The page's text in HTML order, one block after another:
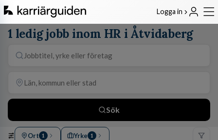
Logga in
1 ledig jobb inom HR i Åtvidaberg
Sök
Ort 1 Yrke 1